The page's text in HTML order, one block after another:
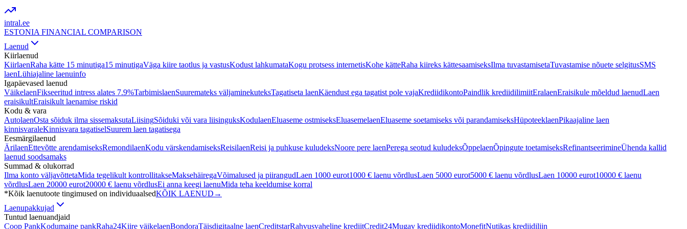
intral.ee
ESTONIA FINANCIAL COMPARISON
Laenud
Kiirlaenud
KiirlaenRaha kätte 15 minutiga15 minutigaVäga kiire taotlus ja vastusKodust lahkumataKogu protsess internetisKohe kätteRaha kiireks kättesaamiseksIlma tuvastamisetaTuvastamise nõuete selgitusSMS
laenLühiajaline laenuinfo
Igapäevased laenud
VäikelaenFikseeritud intress alates 7.9%TarbimislaenSuuremateks väljaminekuteksTagatiseta laenKäendust ega tagatist pole vajaKrediidikontoPaindlik krediidilimiitEralaenEraisikule mõeldud laenudLaen
eraisikultEraisikult laenamise riskid
Kodu & vara
AutolaenOsta sõiduk ilma sissemaksutaLiisingSõiduki või vara liisinguksKodulaenEluaseme ostmiseksEluasemelaenEluaseme soetamiseks või parandamiseksHüpoteeklaenPikaajaline laen
kinnisvaraleKinnisvara tagatiselSuurem laen tagatisega
Eesmärgilaenud
ÄrilaenEttevõtte arendamiseksRemondilaenKodu värskendamiseksReisilaenReisi ja puhkuse kuludeksNoore pere laenPerega seotud kuludeksÕppelaenÕpingute toetamiseksRefinantseerimineÜhenda kallid
laenud soodsamaks
Summad & olukorrad
Ilma konto väljavõttetaMida tegelikult kontrollitakseMaksehäiregaVõimalused ja piirangudLaen 1000 eurot1000 € laenu võrdlusLaen 5000 eurot5000 € laenu võrdlusLaen 10000 eurot10000 € laenu
võrdlusLaen 20000 eurot20000 € laenu võrdlusEi anna keegi laenuMida teha keeldumise korral
*Kõik laenutoote tingimused on individuaalsedKÕIK LAENUD →
Laenupakkujad
Tuntud laenuandjaid
Coop PankKodumaine pankRaha24Kiire väikelaenBondoraTäisdigitaalne laenCreditstarRahvusvaheline krediitCredit24Mugav krediidikontoMonefitNutikas krediidiliin